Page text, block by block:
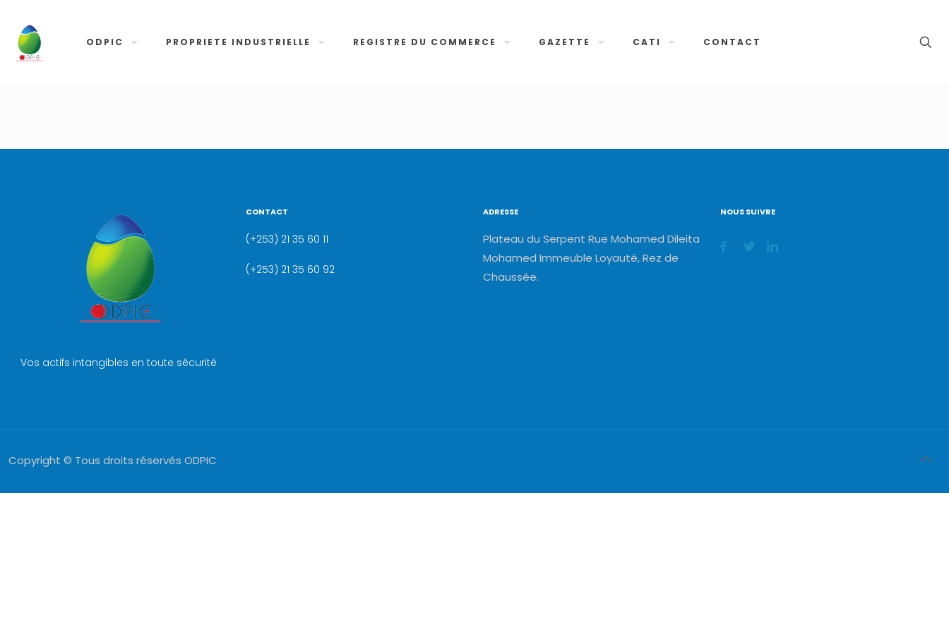
ODPIC PROPRIETE INDUSTRIELLE REGISTRE DU COMMERCE GAZETTE CATI CONTACT
Vos actifs intangibles en toute sécurité
CONTACT
(+253) 21 35 60 11
(+253) 21 35 60 92
ADRESSE
Plateau du Serpent Rue Mohamed Dileita
Mohamed Immeuble Loyauté, Rez de
Chaussée.
NOUS SUIVRE
Copyright © Tous droits réservés ODPIC